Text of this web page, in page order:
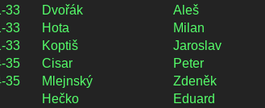
33
Dvořák Aleš
33
Hota Milan
33
Koptiš Jaroslav
35
Cisar Peter
35
Mlejnský Zdeněk
Hečko
Eduard